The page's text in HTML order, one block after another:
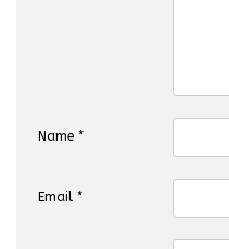
Name *
Email *